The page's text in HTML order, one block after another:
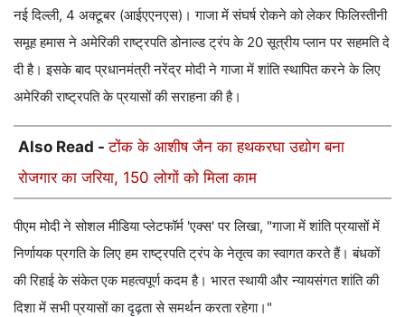
नई दिल्ली, 4 अक्टूबर (आईएएनएस)। गाजा में संघर्ष रोकने को लेकर फिलिस्तीनी
समूह हमास ने अमेरिकी राष्ट्रपति डोनाल्ड ट्रंप के 20 सूत्रीय प्लान पर सहमति दे
दी है। इसके बाद प्रधानमंत्री नरेंद्र मोदी ने गाजा में शांति स्थापित करने के लिए
अमेरिकी राष्ट्रपति के प्रयासों की सराहना की है।
Also Read -टोंक के आशीष जैन का हथकरघा उद्योग बना
रोजगार का जरिया, 150 लोगों को मिला काम
पीएम मोदी ने सोशल मीडिया प्लेटफॉर्म 'एक्स' पर लिखा, "गाजा में शांति प्रयासों में
निर्णायक प्रगति के लिए हम राष्ट्रपति ट्रंप के नेतृत्व का स्वागत करते हैं। बंधकों
की रिहाई के संकेत एक महत्वपूर्ण कदम है। भारत स्थायी और न्यायसंगत शांति की
दिशा में सभी प्रयासों का दृढ़ता से समर्थन करता रहेगा।"